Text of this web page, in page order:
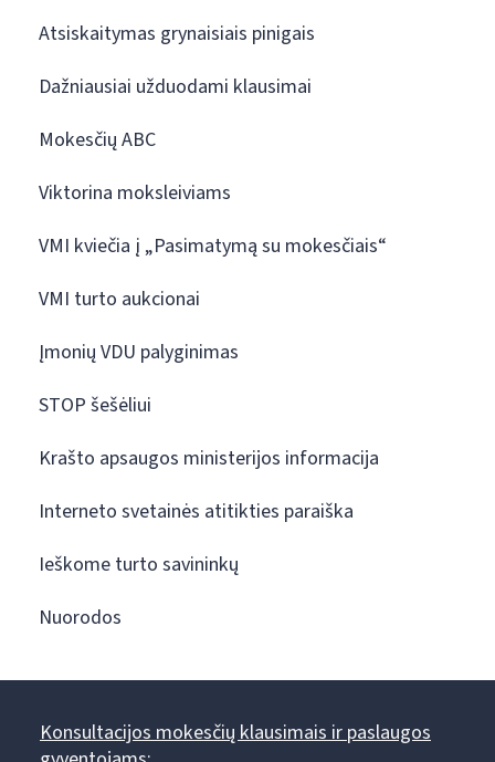
Atsiskaitymas grynaisiais pinigais
Dažniausiai užduodami klausimai
Mokesčių ABC
Viktorina moksleiviams
VMI kviečia į „Pasimatymą su mokesčiais“
VMI turto aukcionai
Įmonių VDU palyginimas
STOP šešėliui
Krašto apsaugos ministerijos informacija
Interneto svetainės atitikties paraiška
Ieškome turto savininkų
Nuorodos
Konsultacijos mokesčių klausimais ir paslaugos